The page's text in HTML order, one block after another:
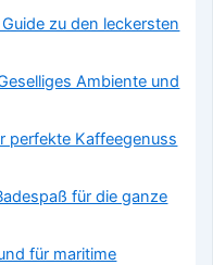
zu den leckersten
Ambiente und
perfekte Kaffeegenuss
für die ganze
für maritime